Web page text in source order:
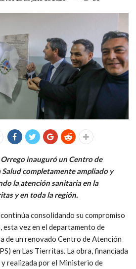
inauguró un Centro de
completamente ampliado y
la atención sanitaria en la
y en toda la región.
consolidando su compromiso
esta vez en el departamento de
de un renovado Centro de Atención
en Las Tierritas. La obra, financiada
realizada por el Ministerio de